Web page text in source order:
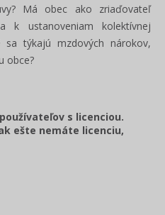
Má obec ako zriaďovateľ
k ustanoveniam kolektívnej
týkajú mzdových nárokov,
obce?
s licenciou.
ešte nemáte licenciu,